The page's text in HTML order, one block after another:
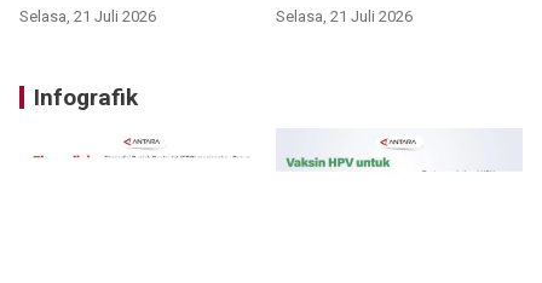
Selasa, 21 Juli 2026 Selasa, 21 Juli 2026
Infografik